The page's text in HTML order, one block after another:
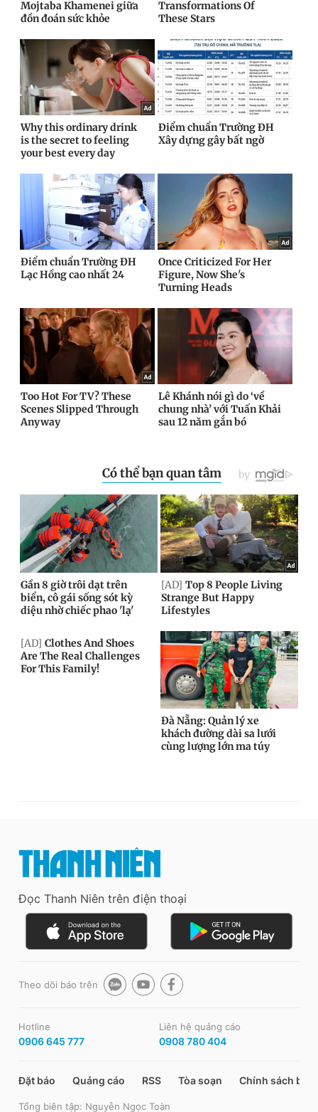
Đọc Thanh Niên trên điện thoại
Theo dõi báo trên
Hotline
0906 645 777
Liên hệ quảng cáo
0908 780 404
Đặt báo Quảng cáo RSS Tòa soạn Chính sách bảo
Tổng biên tập: Nguyễn Ngọc Toàn